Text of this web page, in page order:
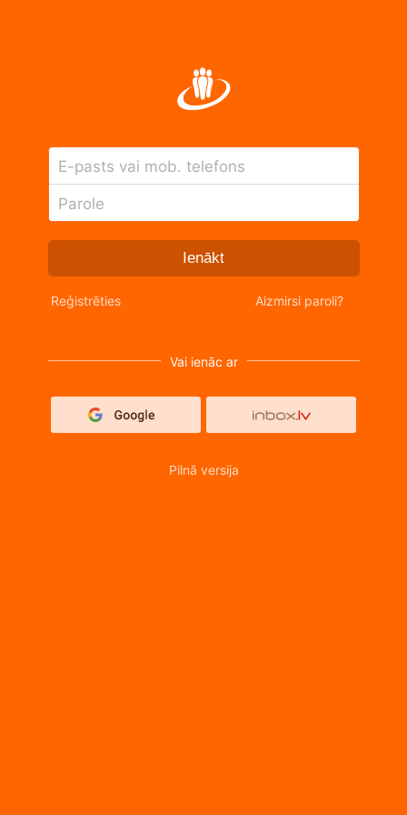
E-pasts vai mob. telefons
Parole
Ienākt
Reģistrēties Aizmirsi paroli?
Vai ienāc ar
Pilnā versija